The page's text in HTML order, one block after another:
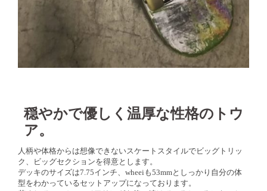
穏やかで優しく温厚な性格のトウ
ア。
人柄や体格からは想像できないスケートスタイルでビッグトリッ
ク、ビッグセクションを得意とします。
デッキのサイズは7.75インチ、wheeiも53mmとしっかり自分の体
型をわかっているセットアップになっております。